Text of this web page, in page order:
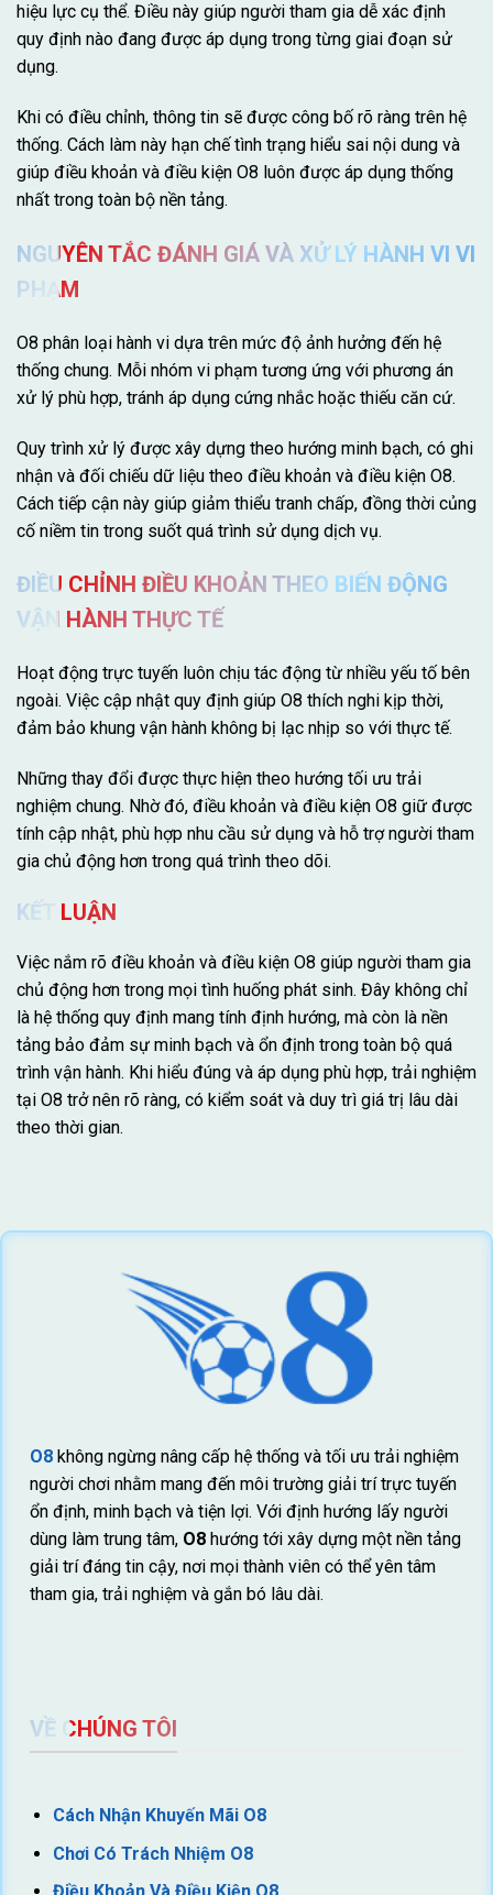
hiệu lực cụ thể. Điều này giúp người tham gia dễ xác định
quy định nào đang được áp dụng trong từng giai đoạn sử
dụng.
Khi có điều chỉnh, thông tin sẽ được công bố rõ ràng trên hệ
thống. Cách làm này hạn chế tình trạng hiểu sai nội dung và
giúp điều khoản và điều kiện O8 luôn được áp dụng thống
nhất trong toàn bộ nền tảng.
NGUYÊN TẮC ĐÁNH GIÁ VÀ XỬ LÝ HÀNH VI VI
PHẠM
O8 phân loại hành vi dựa trên mức độ ảnh hưởng đến hệ
thống chung. Mỗi nhóm vi phạm tương ứng với phương án
xử lý phù hợp, tránh áp dụng cứng nhắc hoặc thiếu căn cứ.
Quy trình xử lý được xây dựng theo hướng minh bạch, có ghi
nhận và đối chiếu dữ liệu theo điều khoản và điều kiện O8.
Cách tiếp cận này giúp giảm thiểu tranh chấp, đồng thời củng
cố niềm tin trong suốt quá trình sử dụng dịch vụ.
ĐIỀU CHỈNH ĐIỀU KHOẢN THEO BIẾN ĐỘNG
VẬN HÀNH THỰC TẾ
Hoạt động trực tuyến luôn chịu tác động từ nhiều yếu tố bên
ngoài. Việc cập nhật quy định giúp O8 thích nghi kịp thời,
đảm bảo khung vận hành không bị lạc nhịp so với thực tế.
Những thay đổi được thực hiện theo hướng tối ưu trải
nghiệm chung. Nhờ đó, điều khoản và điều kiện O8 giữ được
tính cập nhật, phù hợp nhu cầu sử dụng và hỗ trợ người tham
gia chủ động hơn trong quá trình theo dõi.
KẾT LUẬN
Việc nắm rõ điều khoản và điều kiện O8 giúp người tham gia
chủ động hơn trong mọi tình huống phát sinh. Đây không chỉ
là hệ thống quy định mang tính định hướng, mà còn là nền
tảng bảo đảm sự minh bạch và ổn định trong toàn bộ quá
trình vận hành. Khi hiểu đúng và áp dụng phù hợp, trải nghiệm
tại O8 trở nên rõ ràng, có kiểm soát và duy trì giá trị lâu dài
theo thời gian.
O8 không ngừng nâng cấp hệ thống và tối ưu trải nghiệm
người chơi nhằm mang đến môi trường giải trí trực tuyến
ổn định, minh bạch và tiện lợi. Với định hướng lấy người
dùng làm trung tâm, O8 hướng tới xây dựng một nền tảng
giải trí đáng tin cậy, nơi mọi thành viên có thể yên tâm
tham gia, trải nghiệm và gắn bó lâu dài.
VỀ CHÚNG TÔI
Cách Nhận Khuyến Mãi O8
Chơi Có Trách Nhiệm O8